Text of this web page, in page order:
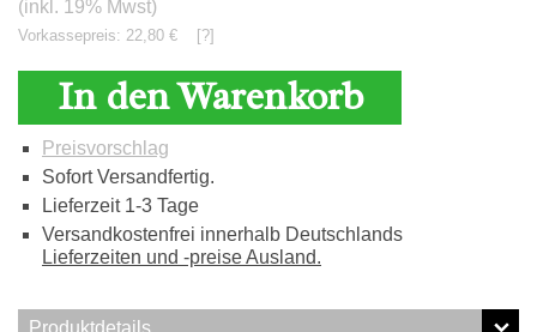
(inkl. 19% Mwst)
Vorkassepreis: 22,80 € [?]
In den Warenkorb
Preisvorschlag
Sofort Versandfertig.
Lieferzeit 1-3 Tage
Versandkostenfrei innerhalb Deutschlands
Lieferzeiten und -preise Ausland.
Produktdetails